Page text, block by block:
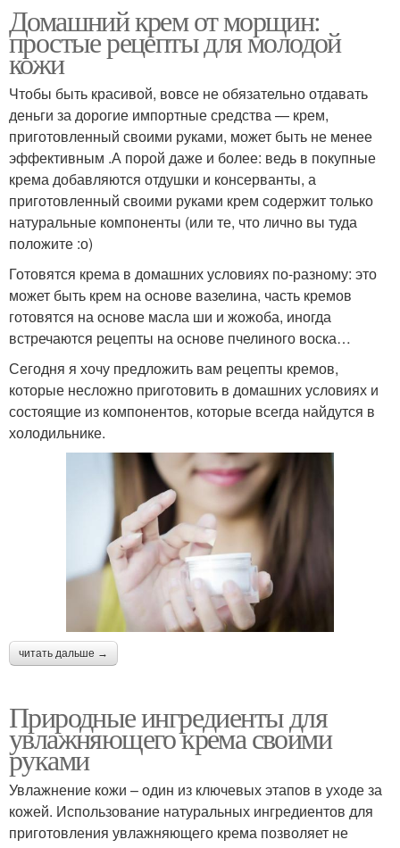
Домашний крем от морщин:
простые рецепты для молодой
кожи
Чтобы быть красивой, вовсе не обязательно отдавать
деньги за дорогие импортные средства — крем,
приготовленный своими руками, может быть не менее
эффективным .А порой даже и более: ведь в покупные
крема добавляются отдушки и консерванты, а
приготовленный своими руками крем содержит только
натуральные компоненты (или те, что лично вы туда
положите :о)
Готовятся крема в домашних условиях по-разному: это
может быть крем на основе вазелина, часть кремов
готовятся на основе масла ши и жожоба, иногда
встречаются рецепты на основе пчелиного воска…
Сегодня я хочу предложить вам рецепты кремов,
которые несложно приготовить в домашних условиях и
состоящие из компонентов, которые всегда найдутся в
холодильнике.
читать дальше →
Природные ингредиенты для
увлажняющего крема своими
руками
Увлажнение кожи – один из ключевых этапов в уходе за
кожей. Использование натуральных ингредиентов для
приготовления увлажняющего крема позволяет не